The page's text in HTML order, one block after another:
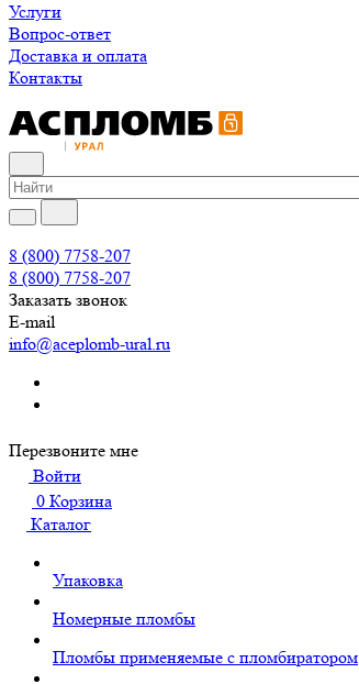
Услуги
Вопрос-ответ
Доставка и оплата
Контакты
8 (800) 7758-207
8 (800) 7758-207
Заказать звонок
E-mail
info@aceplomb-ural.ru
Перезвоните мне
Войти
0 Корзина
Каталог
Упаковка
Номерные пломбы
Пломбы применяемые с пломбиратором